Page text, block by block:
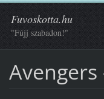
Fuvoskotta.hu
"Fújj szabadon!"